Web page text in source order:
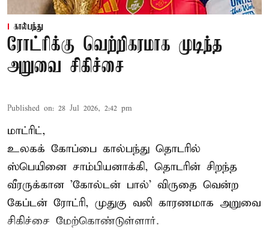
கால்பந்து
ரோட்ரிக்கு வெற்றிகரமாக முடிந்த
அறுவை சிகிச்சை
Published on: 28 Jul 2026, 2:42 pm
மாட்ரிட்,
உலகக் கோப்பை கால்பந்து தொடரில்
ஸ்பெயினை சாம்பியனாக்கி, தொடரின் சிறந்த
வீரருக்கான 'கோல்டன் பால்' விருதை வென்ற
கேப்டன் ரோட்ரி, முதுகு வலி காரணமாக அறுவை
சிகிச்சை மேற்கொண்டுள்ளார்.